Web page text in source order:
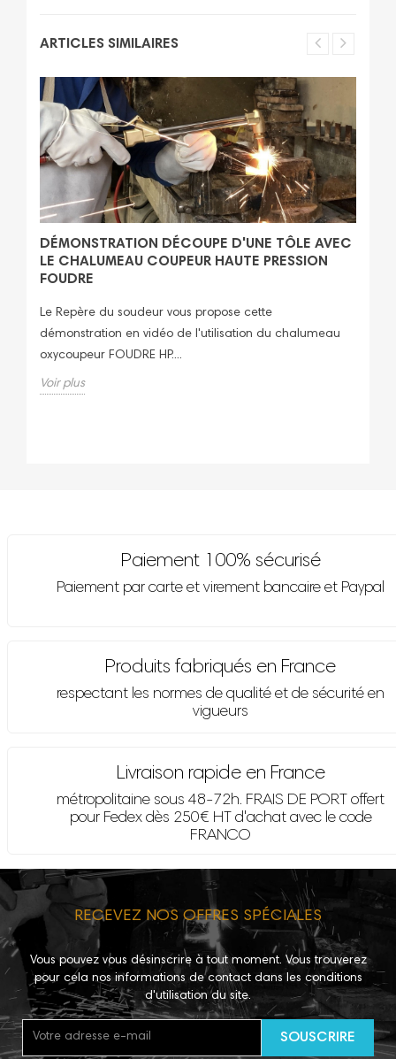
ARTICLES SIMILAIRES
DÉMONSTRATION DÉCOUPE D'UNE TÔLE AVEC
LE CHALUMEAU COUPEUR HAUTE PRESSION
FOUDRE
Le Repère du soudeur vous propose cette
démonstration en vidéo de l'utilisation du chalumeau
oxycoupeur FOUDRE HP....
Voir plus
Paiement 100% sécurisé
Paiement par carte et virement bancaire et Paypal
Produits fabriqués en France
respectant les normes de qualité et de sécurité en
vigueurs
Livraison rapide en France
métropolitaine sous 48-72h. FRAIS DE PORT offert
pour Fedex dès 250€ HT d'achat avec le code
FRANCO
RECEVEZ NOS OFFRES SPÉCIALES
Vous pouvez vous désinscrire à tout moment. Vous trouverez
pour cela nos informations de contact dans les conditions
d'utilisation du site.